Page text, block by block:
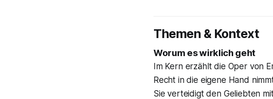
Themen & Kontext
Worum es wirklich geht
Im Kern erzählt die Oper von
Recht in die eigene Hand
Sie verteidigt den Geliebten